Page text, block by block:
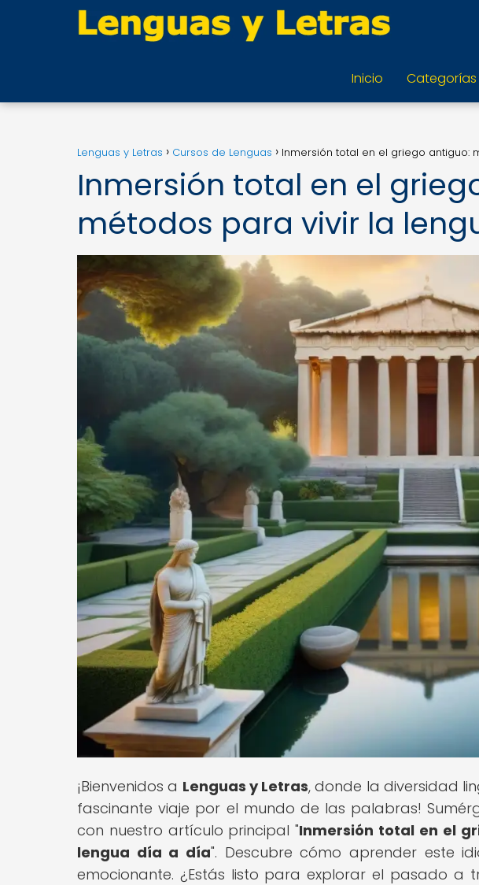
Inicio Categorías
Lenguas y Letras Cursos de Lenguas Inmersión total en el griego antiguo:
Inmersión total en el
métodos para vivir la
¡Bienvenidos a Lenguas y Letras, donde la diversidad
fascinante viaje por el mundo de las palabras!
con nuestro artículo principal "Inmersión total en el
lengua día a día". Descubre cómo aprender este
emocionante. ¿Estás listo para explorar el pasado a